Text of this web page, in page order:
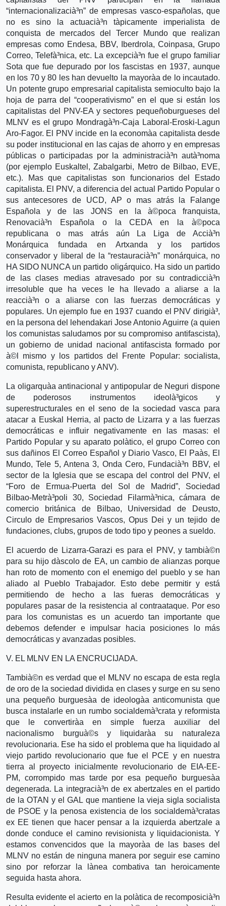
“internacionalizacià³n” de empresas vasco-españolas, que
no es sino la actuacià³n tà­picamente imperialista de
conquista de mercados del Tercer Mundo que realizan
empresas como Endesa, BBV, Iberdrola, Coinpasa, Grupo
Correo, Telefà³nica, etc. La excepcià³n fue el grupo familiar
Sota que fue depurado por los fascistas en 1937, aunque
en los 70 y 80 les han devuelto la mayorà­a de lo incautado.
Un potente grupo empresarial capitalista semioculto bajo la
hoja de parra del “cooperativismo” en el que si están los
capitalistas del PNV-EA y sectores pequeñoburgueses del
MLNV es el grupo Mondragà³n-Caja Laboral-Eroski-Lagun
Aro-Fagor. El PNV incide en la economà­a capitalista desde
su poder institucional en las cajas de ahorro y en empresas
públicas o participadas por la administracià³n autà³noma
(por ejemplo Euskaltel, Zabalgarbi, Metro de Bilbao, EVE,
etc.). Mas que capitalistas son funcionarios del Estado
capitalista. El PNV, a diferencia del actual Partido Popular o
sus antecesores de UCD, AP o mas atrás la Falange
Española y de las JONS en la à©poca franquista,
Renovacià³n Española o la CEDA en la à©poca
republicana o mas atrás aún La Liga de Accià³n
Monárquica fundada en Artxanda y los partidos
conservador y liberal de la “restauracià³n” monárquica, no
HA SIDO NUNCA un partido oligárquico. Ha sido un partido
de las clases medias atravesado por su contradiccià³n
irresoluble que ha veces le ha llevado a aliarse a la
reaccià³n o a aliarse con las fuerzas democráticas y
populares. Un ejemplo fue en 1937 cuando el PNV dirigià³,
en la persona del lehendakari Jose Antonio Aguirre (a quien
los comunistas saludamos por su compromiso antifascista),
un gobierno de unidad nacional antifascista formado por
à©l mismo y los partidos del Frente Popular: socialista,
comunista, republicano y ANV).
La oligarquà­a antinacional y antipopular de Neguri dispone
de poderosos instrumentos ideolà³gicos y
superestructurales en el seno de la sociedad vasca para
atacar a Euskal Herria, al pacto de Lizarra y a las fuerzas
democráticas e influir negativamente en las masas: el
Partido Popular y su aparato polà­tico, el grupo Correo con
sus dañinos El Correo Español y Diario Vasco, El Paà­s, El
Mundo, Tele 5, Antena 3, Onda Cero, Fundacià³n BBV, el
sector de la Iglesia que se escapa del control del PNV, el
“Foro de Ermua-Puerta del Sol de Madrid”, Sociedad
Bilbao-Metrà³poli 30, Sociedad Filarmà³nica, cámara de
comercio británica de Bilbao, Universidad de Deusto,
Circulo de Empresarios Vascos, Opus Dei y un tejido de
fundaciones, clubs, grupos de todo tipo y peones a sueldo.
El acuerdo de Lizarra-Garazi es para el PNV, y tambià©n
para su hijo dà­scolo de EA, un cambio de alianzas porque
han roto de momento con el enemigo del pueblo y se han
aliado al Pueblo Trabajador. Esto debe permitir y está
permitiendo de hecho a las fueras democráticas y
populares pasar de la resistencia al contraataque. Por eso
para los comunistas es un acuerdo tan importante que
debemos defender e impulsar hacia posiciones lo más
democráticas y avanzadas posibles.
V. EL MLNV EN LA ENCRUCIJADA.
Tambià©n es verdad que el MLNV no escapa de esta regla
de oro de la sociedad dividida en clases y surge en su seno
una pequeño burguesà­a de ideologà­a anticomunista que
busca instalarle en un rumbo socialdemà³crata y reformista
que le convertirà­a en simple fuerza auxiliar del
nacionalismo burguà©s y liquidarà­a su naturaleza
revolucionaria. Ese ha sido el problema que ha liquidado al
viejo partido revolucionario que fue el PCE y en nuestra
tierra al proyecto inicialmente revolucionario de EIA-EE-
PM, corrompido mas tarde por esa pequeño burguesà­a
degenerada. La integracià³n de ex abertzales en el partido
de la OTAN y el GAL que mantiene la vieja sigla socialista
de PSOE y la penosa existencia de los socialdemà³cratas
ex EE tienen que hacer pensar a la izquierda abertzale a
donde conduce el camino revisionista y liquidacionista. Y
estamos convencidos que la mayorà­a de las bases del
MLNV no están de ninguna manera por seguir ese camino
sino por reforzar la là­nea combativa tan heroicamente
seguida hasta ahora.
Resulta evidente el acierto en la polà­tica de recomposicià³n